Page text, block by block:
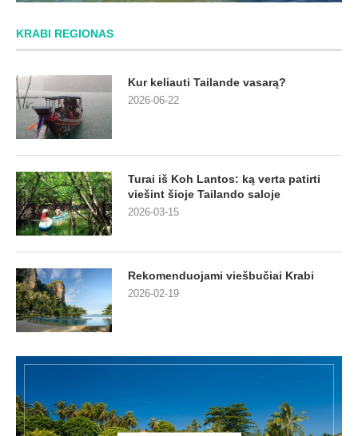
KRABI REGIONAS
Kur keliauti Tailande vasarą?
2026-06-22
Turai iš Koh Lantos: ką verta patirti
viešint šioje Tailando saloje
2026-03-15
Rekomenduojami viešbučiai Krabi
2026-02-19